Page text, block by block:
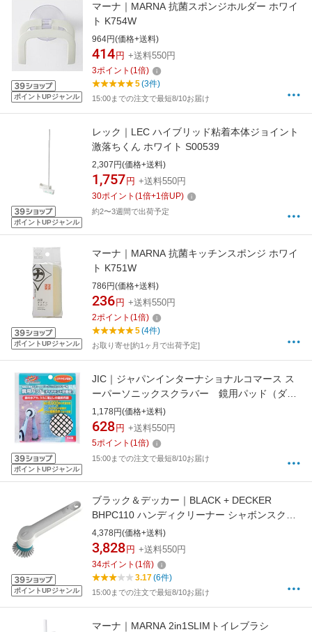
ポイントUPジャンル
マーナ｜MARNA 抗菌スポンジホルダー ホワイ
ト K754W
964円(価格+送料)
414 円 +送料550円
3ポイント (1倍)
5(3件)
15:00までの注文で最短8/10お届け
ポイントUPジャンル
レック｜LEC ハイブリッド粘着本体ジョイント
激落ちくん ホワイト S00539
2,307円(価格+送料)
1,757 円 +送料550円
30ポイント (1倍+1倍UP)
約2〜3週間で出荷予定
ポイントUPジャンル
マーナ｜MARNA 抗菌キッチンスポンジ ホワイ
ト K751W
786円(価格+送料)
236 円 +送料550円
2ポイント (1倍)
5(4件)
お取り寄せ[約1ヶ月で出荷予定]
ポイントUPジャンル
JIC｜ジャパンインターナショナルコマース ス
ーパーソニックスクラバー 鏡用パッド（ダイ
ヤモンド研磨材） SDDP-JP
1,178円(価格+送料)
628 円 +送料550円
5ポイント (1倍)
15:00までの注文で最短8/10お届け
ポイントUPジャンル
ブラック＆デッカー｜BLACK + DECKER
BHPC110 ハンディクリーナー シャボンスクラ
バープロ ホワイト
4,378円(価格+送料)
3,828 円 +送料550円
34ポイント (1倍)
3.17(6件)
15:00までの注文で最短8/10お届け
マーナ｜MARNA 2in1SLIMトイレブラシ